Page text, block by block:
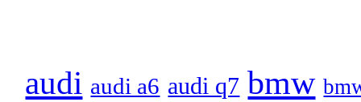
audi audi a6 audi q7 bmw